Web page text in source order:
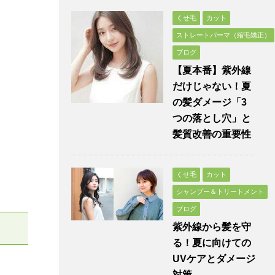
くせ毛 カット
ストレートパーマ（縮毛矯正）
ブログ
【夏本番】紫外線
だけじゃない！夏
の髪ダメージ「3
つの落とし穴」と
髪質改善の重要性
くせ毛 カット
シャンプー＆トリートメント
ブログ
紫外線から髪を守
る！夏に向けての
UVケアとダメージ